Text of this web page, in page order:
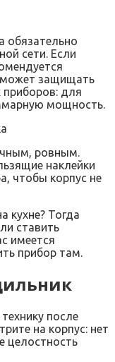
обязательно
сети. Если
может защищать
приборов: для
мощность.
ровным.
наклейки
чтобы корпус не
кухне? Тогда
ставить
имеется
прибор там.
после
на корпус: нет
целостность